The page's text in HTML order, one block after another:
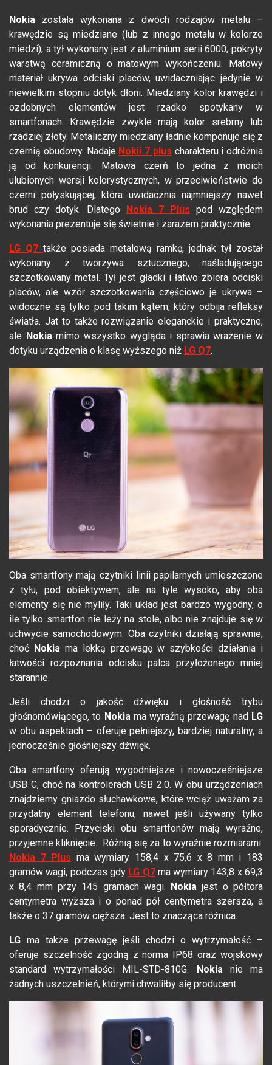
Nokia została wykonana z dwóch rodzajów metalu –
krawędzie są miedziane (lub z innego metalu w kolorze
miedzi), a tył wykonany jest z aluminium serii 6000, pokryty
warstwą ceramiczną o matowym wykończeniu. Matowy
materiał ukrywa odciski placów, uwidaczniając jedynie w
niewielkim stopniu dotyk dłoni. Miedziany kolor krawędzi i
ozdobnych elementów jest rzadko spotykany w
smartfonach. Krawędzie zwykle mają kolor srebrny lub
rzadziej złoty. Metaliczny miedziany ładnie komponuje się z
czernią obudowy. Nadaje Nokii 7 plus charakteru i odróżnia
ją od konkurencji. Matowa czerń to jedna z moich
ulubionych wersji kolorystycznych, w przeciwieństwie do
czerni połyskującej, która uwidacznia najmniejszy nawet
brud czy dotyk. Dlatego
Nokia 7 Plus pod względem
wykonania prezentuje się świetnie i zarazem praktycznie.
LG Q7 także posiada metalową ramkę, jednak tył został
wykonany z tworzywa sztucznego, naśladującego
szczotkowany metal. Tył jest gładki i łatwo zbiera odciski
placów, ale wzór szczotkowania częściowo je ukrywa –
widoczne są tylko pod takim kątem, który odbija refleksy
światła. Jat to także rozwiązanie eleganckie i praktyczne,
ale Nokiamimo wszystko wygląda i sprawia wrażenie w
dotyku urządzenia o klasę wyższego niż LG Q7.
Oba smartfony mają czytniki linii papilarnych umieszczone
z tyłu, pod obiektywem, ale na tyle wysoko, aby oba
elementy się nie myliły. Taki układ jest bardzo wygodny, o
ile tylko smartfon nie leży na stole, albo nie znajduje się w
uchwycie samochodowym. Oba czytniki działają sprawnie,
choć Nokia ma lekką przewagę w szybkości działania i
łatwości rozpoznania odcisku palca przyłożonego mniej
starannie.
Jeśli chodzi o jakość dźwięku i głośność trybu
głośnomówiącego, to Nokia ma wyraźną przewagę nad LG
w obu aspektach – oferuje pełniejszy, bardziej naturalny, a
jednocześnie głośniejszy dźwięk.
Oba smartfony oferują wygodniejsze i nowocześniejsze
USB C, choć na kontrolerach USB 2.0. W obu urządzeniach
znajdziemy gniazdo słuchawkowe, które wciąż uważam za
przydatny element telefonu, nawet jeśli używany tylko
sporadycznie. Przyciski obu smartfonów mają wyraźne,
przyjemne kliknięcie. Różnią się za to wyraźnie rozmiarami.
Nokia 7 Plus ma wymiary 158,4 x 75,6 x 8 mm i 183
gramów wagi, podczas gdy LG Q7ma wymiary 143,8 x 69,3
x 8,4 mm przy 145 gramach wagi. Nokiajest o półtora
centymetra wyższa i o ponad pół centymetra szersza, a
także o 37 gramów cięższa. Jest to znacząca różnica.
LG ma także przewagę jeśli chodzi o wytrzymałość –
oferuje szczelność zgodną z norma IP68 oraz wojskowy
standard wytrzymałości MIL-STD-810G. Nokia nie ma
żadnych uszczelnień, którymi chwaliłby się producent.